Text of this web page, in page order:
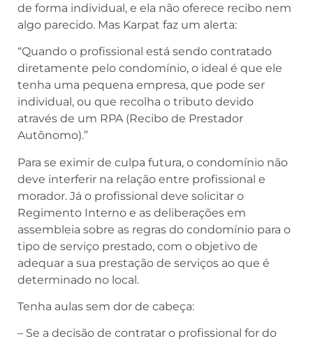
de forma individual, e ela não oferece recibo nem
algo parecido. Mas Karpat faz um alerta:
“Quando o profissional está sendo contratado
diretamente pelo condomínio, o ideal é que ele
tenha uma pequena empresa, que pode ser
individual, ou que recolha o tributo devido
através de um RPA (Recibo de Prestador
Autônomo).”
Para se eximir de culpa futura, o condomínio não
deve interferir na relação entre profissional e
morador. Já o profissional deve solicitar o
Regimento Interno e as deliberações em
assembleia sobre as regras do condomínio para o
tipo de serviço prestado, com o objetivo de
adequar a sua prestação de serviços ao que é
determinado no local.
Tenha aulas sem dor de cabeça:
– Se a decisão de contratar o profissional for do